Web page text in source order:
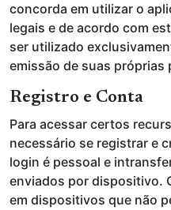
concorda em utilizar o
legais e de acordo com
ser utilizado
emissão de suas próprias
Registro e Conta
Para acessar certos
necessário se registrar e
login é pessoal e
enviados por dispositivo.
em dispositivos que não